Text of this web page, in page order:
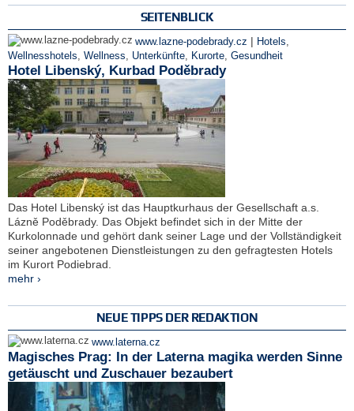
SEITENBLICK
www.lazne-podebrady.cz | Hotels,
Wellnesshotels, Wellness, Unterkünfte, Kurorte, Gesundheit
Hotel Libenský, Kurbad Poděbrady
Das Hotel Libenský ist das Hauptkurhaus der Gesellschaft a.s.
Lázně Poděbrady. Das Objekt befindet sich in der Mitte der
Kurkolonnade und gehört dank seiner Lage und der Vollständigkeit
seiner angebotenen Dienstleistungen zu den gefragtesten Hotels
im Kurort Podiebrad.
mehr ›
NEUE TIPPS DER REDAKTION
www.laterna.cz
Magisches Prag: In der Laterna magika werden Sinne
getäuscht und Zuschauer bezaubert